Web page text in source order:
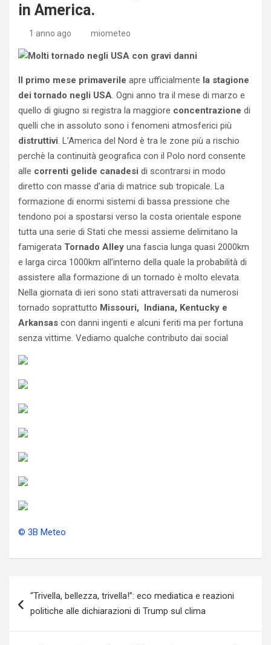
in America.
1 anno ago miometeo
Il primo mese primaverile apre ufficialmente la stagione
dei tornado negli USA. Ogni anno tra il mese di marzo e
quello di giugno si registra la maggiore concentrazione di
quelli che in assoluto sono i fenomeni atmosferici più
distruttivi. L’America del Nord è tra le zone più a rischio
perchè la continuità geografica con il Polo nord consente
alle correnti gelide canadesi di scontrarsi in modo
diretto con masse d’aria di matrice sub tropicale. La
formazione di enormi sistemi di bassa pressione che
tendono poi a spostarsi verso la costa orientale espone
tutta una serie di Stati che messi assieme delimitano la
famigerata Tornado Alley una fascia lunga quasi 2000km
e larga circa 1000km all’interno della quale la probabilità di
assistere alla formazione di un tornado è molto elevata.
Nella giornata di ieri sono stati attraversati da numerosi
tornado soprattutto Missouri, Indiana, Kentucky e
Arkansas con danni ingenti e alcuni feriti ma per fortuna
senza vittime. Vediamo qualche contributo dai social
© 3B Meteo
articoli
“Trivella, bellezza, trivella!”: eco mediatica e reazioni
politiche alle dichiarazioni di Trump sul clima